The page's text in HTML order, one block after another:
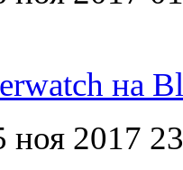
на
ноя 2017